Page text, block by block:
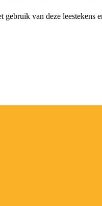
gebruik van deze leestekens